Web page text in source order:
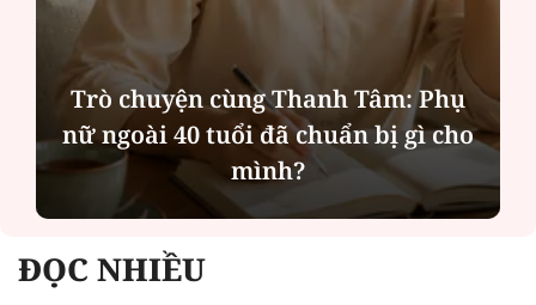
Trò chuyện cùng Thanh Tâm: Phụ
nữ ngoài 40 tuổi đã chuẩn bị gì cho
mình?
ĐỌC NHIỀU